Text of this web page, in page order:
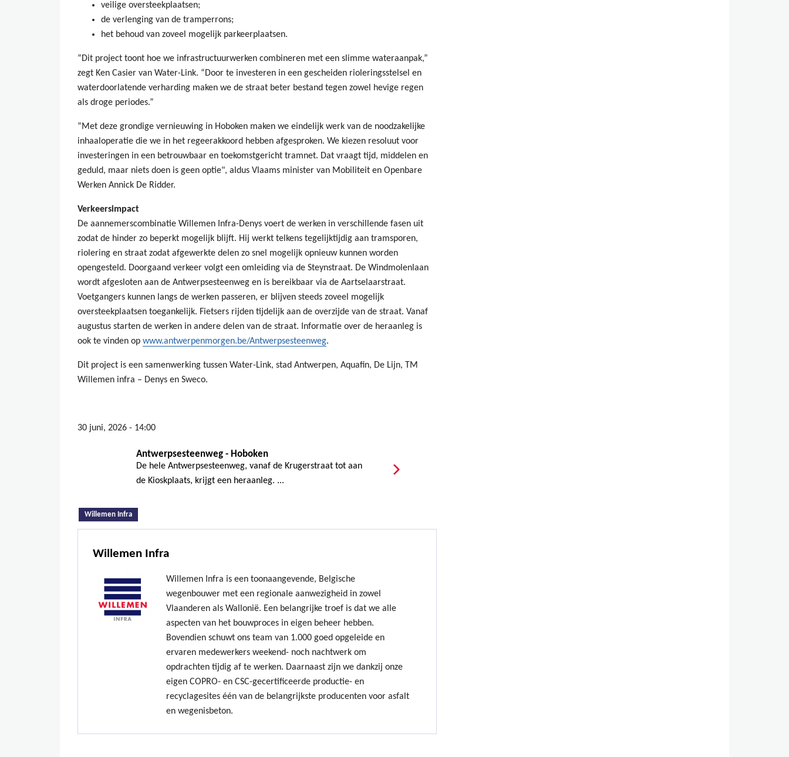
veilige oversteekplaatsen;
de verlenging van de tramperrons;
het behoud van zoveel mogelijk parkeerplaatsen.
“Dit project toont hoe we infrastructuurwerken combineren met een slimme wateraanpak,”
zegt Ken Casier van Water-Link. “Door te investeren in een gescheiden rioleringsstelsel en
waterdoorlatende verharding maken we de straat beter bestand tegen zowel hevige regen
als droge periodes.”
“Met deze grondige vernieuwing in Hoboken maken we eindelijk werk van de noodzakelijke
inhaaloperatie die we in het regeerakkoord hebben afgesproken. We kiezen resoluut voor
investeringen in een betrouwbaar en toekomstgericht tramnet. Dat vraagt tijd, middelen en
geduld, maar niets doen is geen optie", aldus Vlaams minister van Mobiliteit en Openbare
Werken Annick De Ridder.
Verkeersimpact
De aannemerscombinatie Willemen Infra-Denys voert de werken in verschillende fasen uit
zodat de hinder zo beperkt mogelijk blijft. Hij werkt telkens tegelijktijdig aan tramsporen,
riolering en straat zodat afgewerkte delen zo snel mogelijk opnieuw kunnen worden
opengesteld. Doorgaand verkeer volgt een omleiding via de Steynstraat. De Windmolenlaan
wordt afgesloten aan de Antwerpsesteenweg en is bereikbaar via de Aartselaarstraat.
Voetgangers kunnen langs de werken passeren, er blijven steeds zoveel mogelijk
oversteekplaatsen toegankelijk. Fietsers rijden tijdelijk aan de overzijde van de straat. Vanaf
augustus starten de werken in andere delen van de straat. Informatie over de heraanleg is
ook te vinden op www.antwerpenmorgen.be/Antwerpsesteenweg.
Dit project is een samenwerking tussen Water-Link, stad Antwerpen, Aquafin, De Lijn, TM
Willemen infra – Denys en Sweco.
30 juni, 2026 - 14:00
Antwerpsesteenweg - Hoboken
De hele Antwerpsesteenweg, vanaf de Krugerstraat tot aan
de Kioskplaats, krijgt een heraanleg. ...
Willemen Infra
Willemen Infra
Willemen Infra is een toonaangevende, Belgische
wegenbouwer met een regionale aanwezigheid in zowel
Vlaanderen als Wallonië. Een belangrijke troef is dat we alle
aspecten van het bouwproces in eigen beheer hebben.
Bovendien schuwt ons team van 1.000 goed opgeleide en
ervaren medewerkers weekend- noch nachtwerk om
opdrachten tijdig af te werken. Daarnaast zijn we dankzij onze
eigen COPRO- en CSC-gecertificeerde productie- en
recyclagesites één van de belangrijkste producenten voor asfalt
en wegenisbeton.